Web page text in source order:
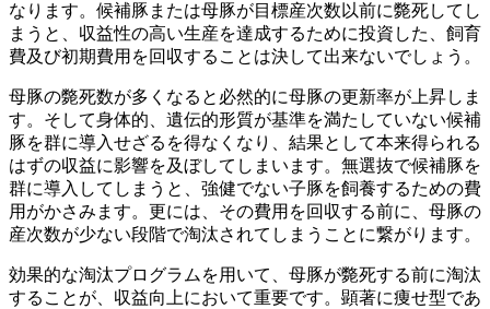
なります。候補豚または母豚が目標産次数以前に斃死してし
まうと、収益性の高い生産を達成するために投資した、飼育
費及び初期費用を回収することは決して出来ないでしょう。
母豚の斃死数が多くなると必然的に母豚の更新率が上昇しま
す。そして身体的、遺伝的形質が基準を満たしていない候補
豚を群に導入せざるを得なくなり、結果として本来得られる
はずの収益に影響を及ぼしてしまいます。無選抜で候補豚を
群に導入してしまうと、強健でない子豚を飼養するための費
用がかさみます。更には、その費用を回収する前に、母豚の
産次数が少ない段階で淘汰されてしまうことに繋がります。
効果的な淘汰プログラムを用いて、母豚が斃死する前に淘汰
することが、収益向上において重要です。顕著に痩せ型であ